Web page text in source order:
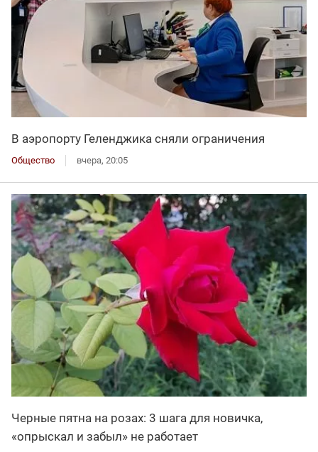
В аэропорту Геленджика сняли ограничения
Общество вчера, 20:05
Черные пятна на розах: 3 шага для новичка,
«опрыскал и забыл» не работает